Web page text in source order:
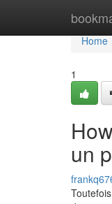
Home
Home
1
un